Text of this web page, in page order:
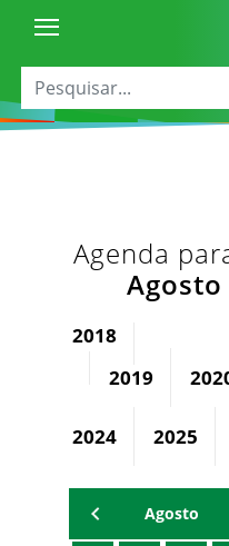
Agenda
Agosto
2018
2019
2024 2025
Agosto